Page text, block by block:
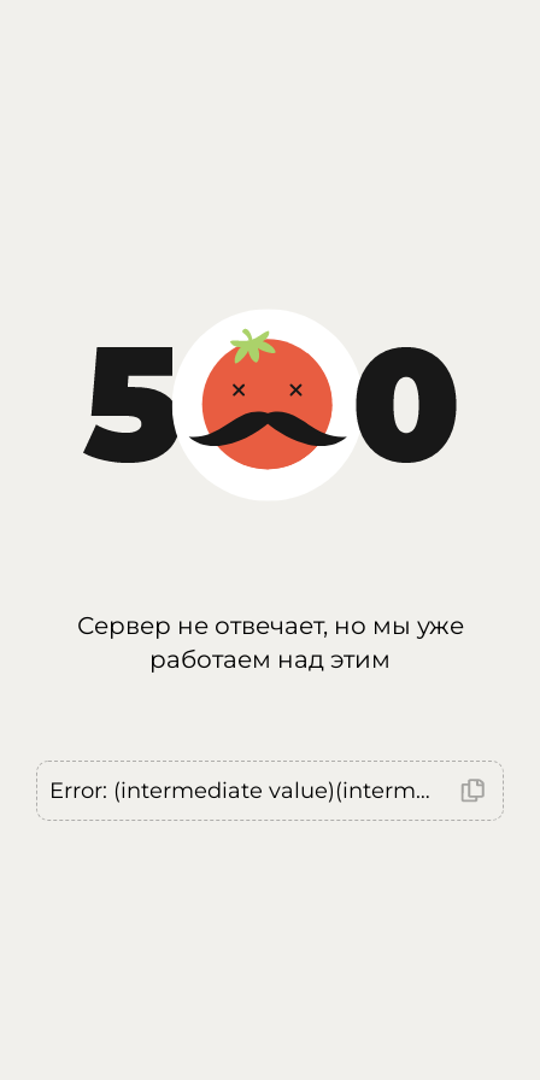
Сервер не отвечает, но мы уже
работаем над этим
Error: (intermediate value)(intermediate value)(intermediate value).replaceAll is not a function